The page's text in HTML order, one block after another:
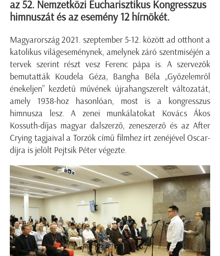
az 52. Nemzetközi Eucharisztikus Kongresszus
himnuszát és az esemény 12 hírnökét.
Magyarország 2021. szeptember 5-12. között ad otthont a
katolikus világeseménynek, amelynek záró szentmiséjén a
tervek szerint részt vesz Ferenc pápa is. A szervezők
bemutatták Koudela Géza, Bangha Béla „Győzelemről
énekeljen” kezdetű művének újrahangszerelt változatát,
amely 1938-hoz hasonlóan, most is a kongresszus
himnusza lesz. A zenei munkálatokat Kovács Ákos
Kossuth-díjas magyar dalszerző, zeneszerző és az After
Crying tagjaival a Torzók című filmhez írt zenéjével Oscar-
díjra is jelölt Pejtsik Péter végezte.